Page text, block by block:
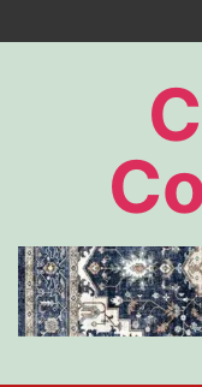
to